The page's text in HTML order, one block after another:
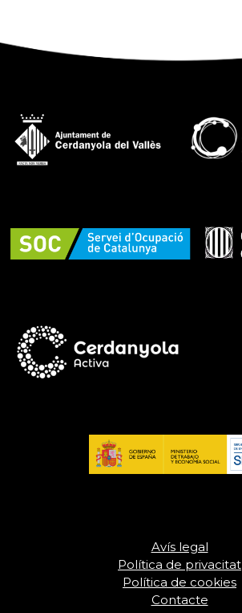
Avís legal
Política de privacitat
Política de cookies
Contacte